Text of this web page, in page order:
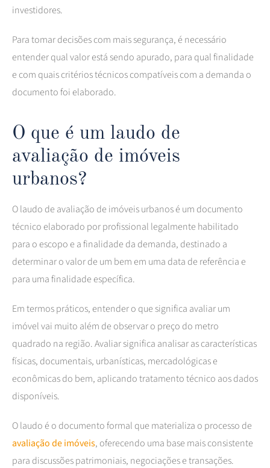
investidores.
Para tomar decisões com mais segurança, é necessário
entender qual valor está sendo apurado, para qual finalidade
e com quais critérios técnicos compatíveis com a demanda o
documento foi elaborado.
O que é um laudo de
avaliação de imóveis
urbanos?
O laudo de avaliação de imóveis urbanos é um documento
técnico elaborado por profissional legalmente habilitado
para o escopo e a finalidade da demanda, destinado a
determinar o valor de um bem em uma data de referência e
para uma finalidade específica.
Em termos práticos, entender o que significa avaliar um
imóvel vai muito além de observar o preço do metro
quadrado na região. Avaliar significa analisar as características
físicas, documentais, urbanísticas, mercadológicas e
econômicas do bem, aplicando tratamento técnico aos dados
disponíveis.
O laudo é o documento formal que materializa o processo de
avaliação de imóveis, oferecendo uma base mais consistente
para discussões patrimoniais, negociações e transações.